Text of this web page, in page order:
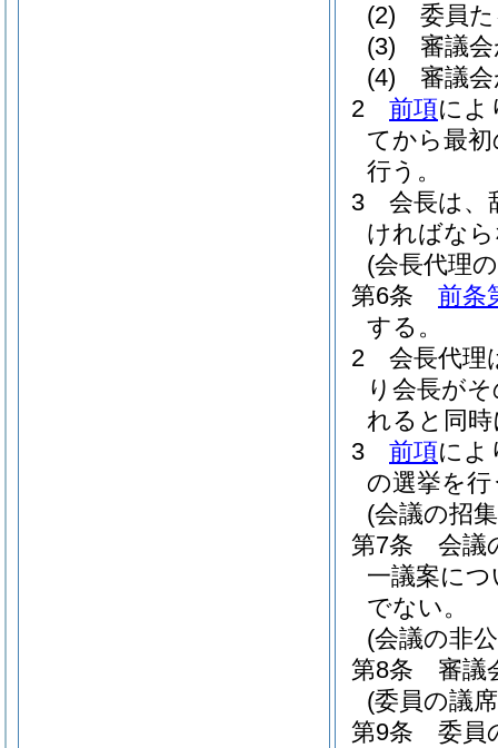
(2)
委員
(3)
審議
(4)
審議
2
前項によ
てから最
行う。
3
会長は、
ければな
(会長代理
第6条
前条
する。
2
会長代理
り会長が
れると同
3
前項によ
の選挙を行
(会議の招
第7条
会議
一議案に
でない。
(会議の非
第8条
審議
(委員の議
第9条
委員